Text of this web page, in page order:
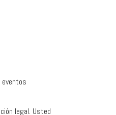
eventos
legal. Usted